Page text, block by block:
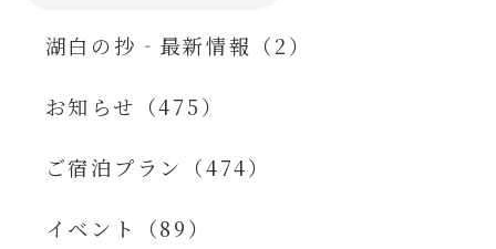
湖白の抄‐最新情報（2）
お知らせ（475）
ご宿泊プラン（474）
イベント（89）